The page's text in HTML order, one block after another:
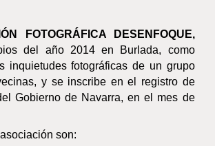
FOTOGRÁFICA DESENFOQUE,
del año 2014 en Burlada, como
inquietudes fotográficas de un grupo
y se inscribe en el registro de
Gobierno de Navarra, en el mes de
son: